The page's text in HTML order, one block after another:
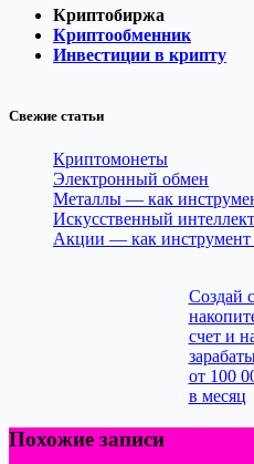
Криптобиржа
Криптообменник
Инвестиции в крипту
Свежие статьи
Криптомонеты
Электронный обмен
Металлы — как
Искусственный интеллект
Акции — как инструмент
Cоздай
счет и
от 100
в месяц
Похожие записи